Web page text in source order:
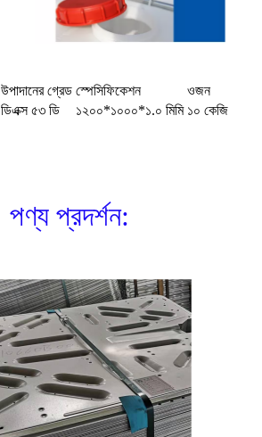
উপাদানের গ্রেড স্পেসিফিকেশন
ওজন
ডিএক্স ৫৩ ডি ১২০০*১০০০*১.০ মিমি ১০ কেজি
পণ্য প্রদর্শন: